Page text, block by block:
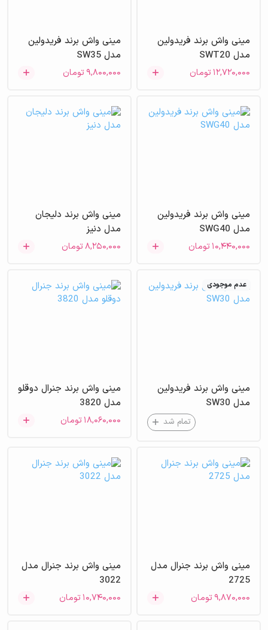
مینی واش برند فریدولین
مدل SWT20
۱۲,۷۲۰,۰۰۰تومان
مینی واش برند فریدولین
مدل SW35
۹,۸۰۰,۰۰۰تومان
مینی واش برند فریدولین
مدل SWG40
۱۰,۴۴۰,۰۰۰تومان
مینی واش برند دلیجان
مدل دنیز
۸,۲۵۰,۰۰۰تومان
عدم موجودی
مینی واش برند فریدولین
مدل SW30
تمام شد
مینی واش برند جنرال دوقلو
مدل 3820
۱۸,۰۶۰,۰۰۰تومان
مینی واش برند جنرال مدل
2725
۹,۸۷۰,۰۰۰تومان
مینی واش برند جنرال مدل
3022
۱۰,۷۴۰,۰۰۰تومان